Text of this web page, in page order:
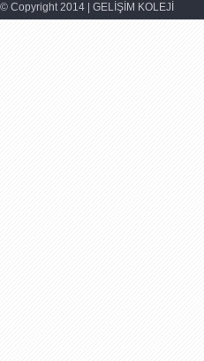
© Copyright 2014 | GELİŞİM KOLEJİ